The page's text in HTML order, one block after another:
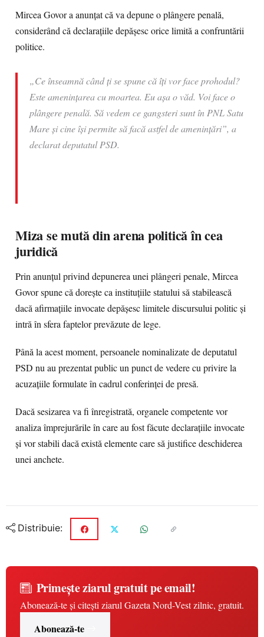
Mircea Govor a anunțat că va depune o plângere penală,
considerând că declarațiile depășesc orice limită a confruntării
politice.
„Ce înseamnă când ți se spune că îți vor face prohodul?
Este amenințarea cu moartea. Eu așa o văd. Voi face o
plângere penală. Să vedem ce gangsteri sunt în PNL Satu
Mare și cine își permite să facă astfel de amenințări”, a
declarat deputatul PSD.
Miza se mută din arena politică în cea
juridică
Prin anunțul privind depunerea unei plângeri penale, Mircea
Govor spune că dorește ca instituțiile statului să stabilească
dacă afirmațiile invocate depășesc limitele discursului politic și
intră în sfera faptelor prevăzute de lege.
Până la acest moment, persoanele nominalizate de deputatul
PSD nu au prezentat public un punct de vedere cu privire la
acuzațiile formulate în cadrul conferinței de presă.
Dacă sesizarea va fi înregistrată, organele competente vor
analiza împrejurările în care au fost făcute declarațiile invocate
și vor stabili dacă există elemente care să justifice deschiderea
unei anchete.
Distribuie:
Primește ziarul gratuit pe email!
Abonează-te și citești ziarul Gazeta Nord-Vest zilnic, gratuit.
Abonează-te